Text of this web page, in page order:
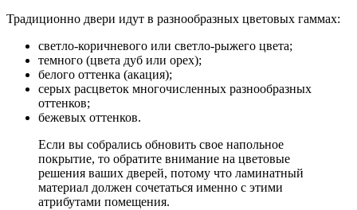
Традиционно двери идут в разнообразных цветовых гаммах:
светло-коричневого или светло-рыжего цвета;
темного (цвета дуб или орех);
белого оттенка (акация);
серых расцветок многочисленных разнообразных
оттенков;
бежевых оттенков.
Если вы собрались обновить свое напольное
покрытие, то обратите внимание на цветовые
решения ваших дверей, потому что ламинатный
материал должен сочетаться именно с этими
атрибутами помещения.